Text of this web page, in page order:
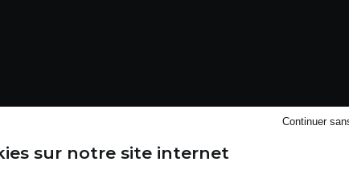
sur notre site internet
Continuer